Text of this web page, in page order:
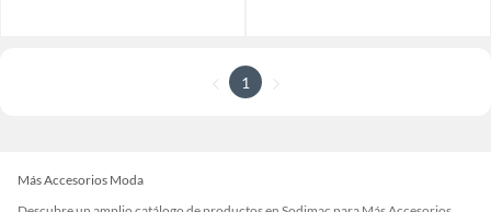
1
Más Accesorios Moda